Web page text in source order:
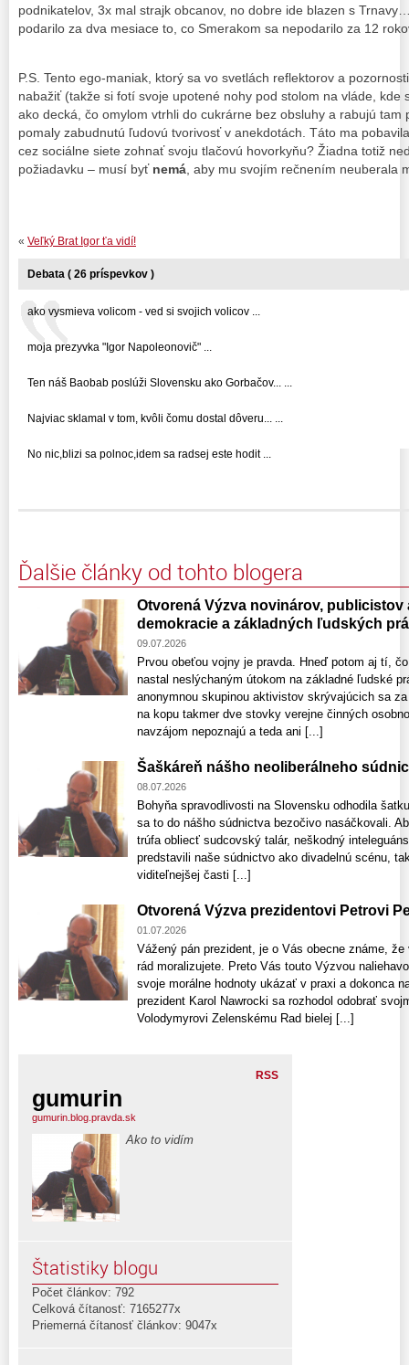
podnikatelov, 3x mal strajk obcanov, no dobre ide blazen s
podarilo za dva mesiace to, co Smerakom sa nepodarilo za 12
P.S. Tento ego-maniak, ktorý sa vo svetlách reflektorov a
nabažiť (takže si fotí svoje upotené nohy pod stolom na vláde, kde
ako decká, čo omylom vtrhli do cukrárne bez obsluhy a rabujú tam
pomaly zabudnutú ľudovú tvorivosť v anekdotách. Táto ma
cez sociálne siete zohnať svoju tlačovú hovorkyňu? Žiadna totiž
požiadavku – musí byť nemá , aby mu svojím rečnením neuberala
« Veľký Brat Igor ťa vidí!
Debata ( 26 príspevkov )
ako vysmieva volicom - ved si svojich volicov ...
moja prezyvka "Igor Napoleonovič" ...
Ten náš Baobab poslúži Slovensku ako Gorbačov... ...
Najviac sklamal v tom, kvôli čomu dostal dôveru... ...
No nic,blizi sa polnoc,idem sa radsej este hodit ...
Ďalšie články od tohto blogera
Otvorená Výzva novinárov, publicistov
demokracie a základných ľudských
09.07.2026
Prvou obeťou vojny je pravda. Hneď potom aj tí,
nastal neslýchaným útokom na základné ľudské
anonymnou skupinou aktivistov skrývajúcich sa
na kopu takmer dve stovky verejne činných
navzájom nepoznajú a teda ani [...]
Šaškáreň nášho neoliberálneho
08.07.2026
Bohyňa spravodlivosti na Slovensku odhodila
sa to do nášho súdnictva bezočivo nasáčkovali.
trúfa obliecť sudcovský talár, neškodný
predstavili naše súdnictvo ako divadelnú scénu,
viditeľnejšej časti [...]
Otvorená Výzva prezidentovi Petrovi
01.07.2026
Vážený pán prezident, je o Vás obecne známe,
rád moralizujete. Preto Vás touto Výzvou
svoje morálne hodnoty ukázať v praxi a dokonca
prezident Karol Nawrocki sa rozhodol odobrať
Volodymyrovi Zelenskému Rad bielej [...]
RSS
gumurin
gumurin.blog.pravda.sk
Ako to vidím
Štatistiky blogu
Počet článkov: 792
Celková čítanosť: 7165277x
Priemerná čítanosť článkov: 9047x